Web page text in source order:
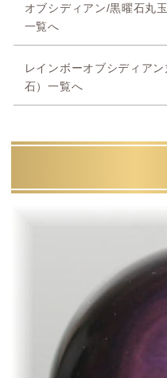
オブシディアン/黒曜石丸
一覧へ
レインボーオブシディア
石）一覧へ